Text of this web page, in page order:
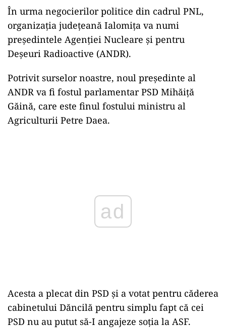
În urma negocierilor politice din cadrul PNL,
organizația județeană Ialomița va numi
președintele Agenției Nucleare și pentru
Deșeuri Radioactive (ANDR).
Potrivit surselor noastre, noul președinte al
ANDR va fi fostul parlamentar PSD Mihăiță
Găină, care este finul fostului ministru al
Agriculturii Petre Daea.
Acesta a plecat din PSD și a votat pentru căderea
cabinetului Dăncilă pentru simplu fapt că cei
PSD nu au putut să-I angajeze soția la ASF.